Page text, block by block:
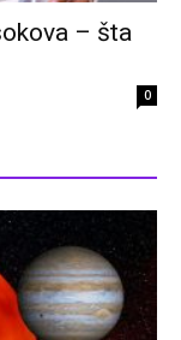
– šta
0